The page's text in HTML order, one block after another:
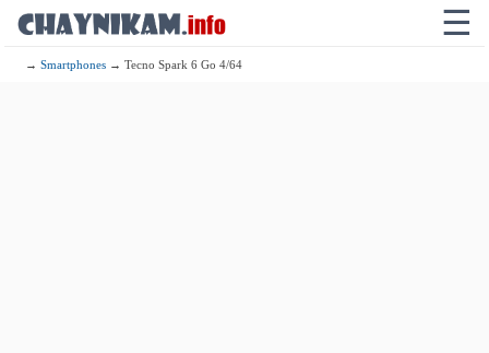
☰
→Smartphones → Tecno Spark 6 Go 4/64